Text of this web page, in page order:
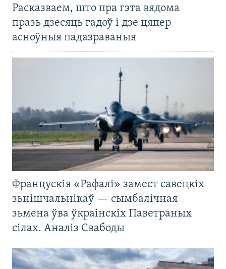
Расказваем, што пра гэта вядома
празь дзесяць гадоў і дзе цяпер
асноўныя падазраваныя
Францускія «Рафалі» замест савецкіх
зьнішчальнікаў — сымбалічная
зьмена ўва ўкраінскіх Паветраных
сілах. Аналіз Свабоды